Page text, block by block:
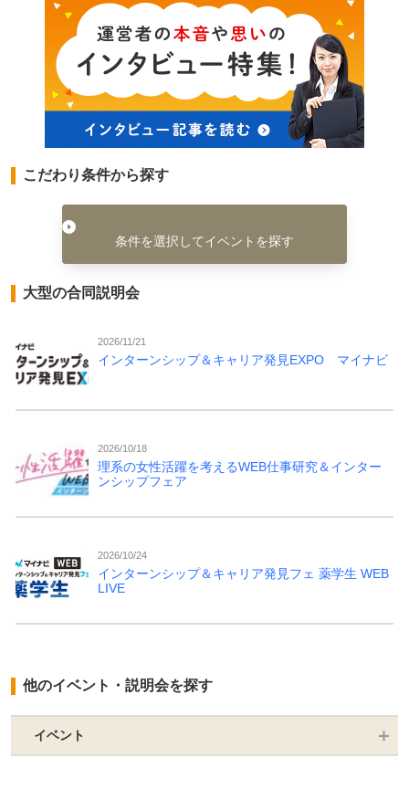
こだわり条件から探す
条件を選択してイベントを探す
大型の合同説明会
2026/11/21
インターンシップ＆キャリア発見EXPO マイナビ
2026/10/18
理系の女性活躍を考えるWEB仕事研究＆インター
ンシップフェア
2026/10/24
インターンシップ＆キャリア発見フェ 薬学生 WEB
LIVE
他のイベント・説明会を探す
イベント